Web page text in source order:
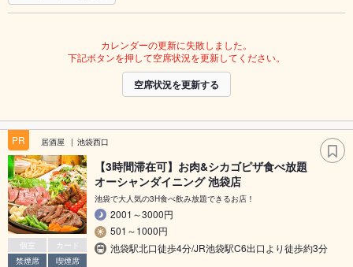
カレンダーの更新に失敗しました。
下記ボタンを押して空席状況を更新してください。
空席状況を更新する
PR 居酒屋 池袋西口
個室
カード
禁煙席
喫煙席
【3時間滞在可】お肉&シカゴピザ食べ放題
オーシャンダイニング 池袋店
池袋で大人気の3H食べ飲み放題できるお店！
2001～3000円
501～1000円
池袋駅北口徒歩4分/JR池袋駅C6出口より徒歩約3分